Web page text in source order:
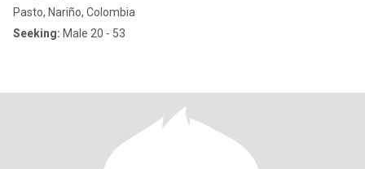
Pasto, Nariño, Colombia
Seeking: Male 20 - 53